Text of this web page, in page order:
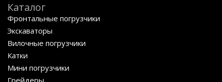
Каталог
Фронтальные погрузчики
Экскаваторы
Вилочные погрузчики
Катки
Мини погрузчики